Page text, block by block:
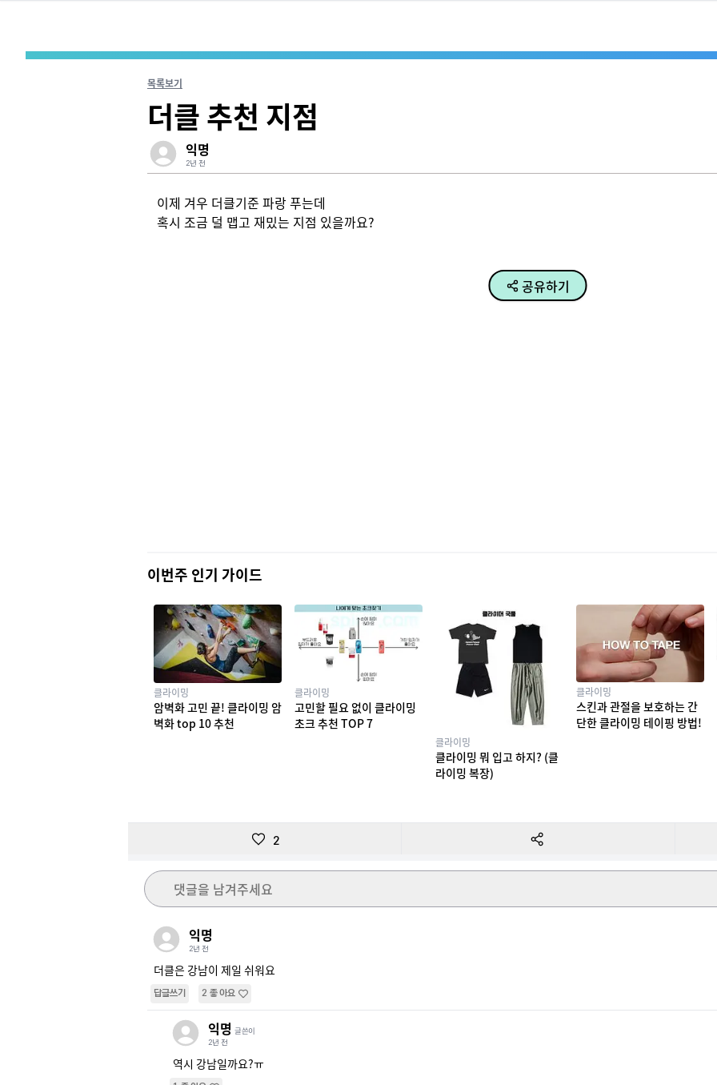
목록보기
더클 추천 지점
익명
2년 전
이제 겨우 더클기준 파랑 푸는데
혹시 조금 덜 맵고 재밌는 지점 있을까요?
공유하기
이번주 인기 가이드
클라이밍
암벽화 고민 끝! 클라이밍 암
벽화 top 10 추천
클라이밍
고민할 필요 없이 클라이밍
초크 추천 TOP 7
클라이밍
클라이밍 뭐 입고 하지? (클
라이밍 복장)
클라이밍
스킨과 관절을 보호하는 간
단한 클라이밍 테이핑 방법!
2
댓글을 남겨주세요
익명
2년 전
더클은 강남이 제일 쉬워요
답글쓰기 2 좋아요
익명 글쓴이
2년 전
역시 강남일까요?ㅠ